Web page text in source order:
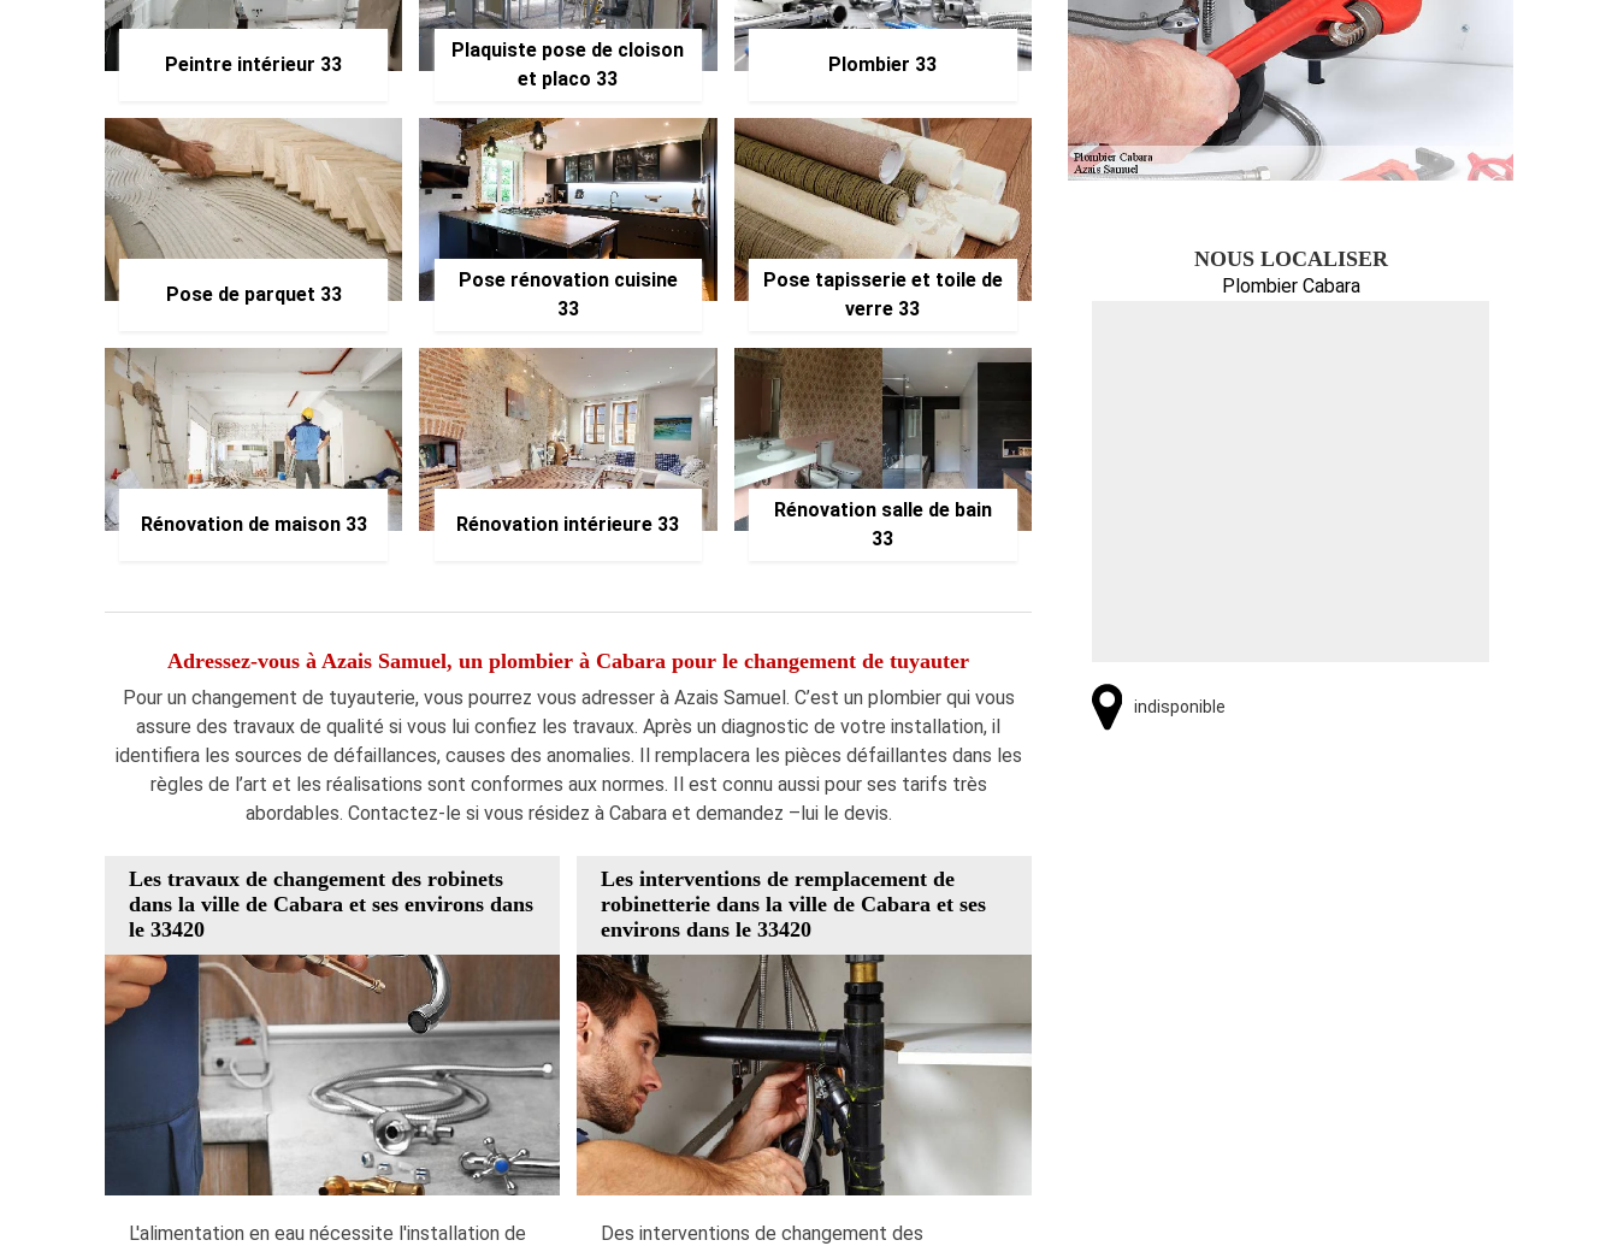
Peintre intérieur 33
Plaquiste pose de cloison
et placo 33
Plombier 33
Pose de parquet 33
Pose rénovation cuisine
33
Pose tapisserie et toile de
verre 33
Rénovation de maison 33 Rénovation intérieure 33
Rénovation salle de bain
33
Adressez-vous à Azais Samuel, un plombier à Cabara pour le changement de tuyauter
Pour un changement de tuyauterie, vous pourrez vous adresser à Azais Samuel. C’est un plombier qui vous
assure des travaux de qualité si vous lui confiez les travaux. Après un diagnostic de votre installation, il
identifiera les sources de défaillances, causes des anomalies. Il remplacera les pièces défaillantes dans les
règles de l’art et les réalisations sont conformes aux normes. Il est connu aussi pour ses tarifs très
abordables. Contactez-le si vous résidez à Cabara et demandez –lui le devis.
Les travaux de changement des robinets
dans la ville de Cabara et ses environs dans
le 33420
L'alimentation en eau nécessite l'installation de
Les interventions de remplacement de
robinetterie dans la ville de Cabara et ses
environs dans le 33420
Des interventions de changement des
NOUS LOCALISER
Plombier Cabara
indisponible